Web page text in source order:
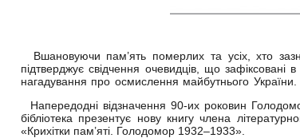
Вшановуючи пам’ять померлих та усіх, хто
підтверджує свідчення очевидців, що
нагадування про осмислення майбутнього України.
Напередодні відзначення 90-их роковин
бібліотека презентує нову книгу члена
«Крихітки пам’яті. Голодомор 1932–1933».